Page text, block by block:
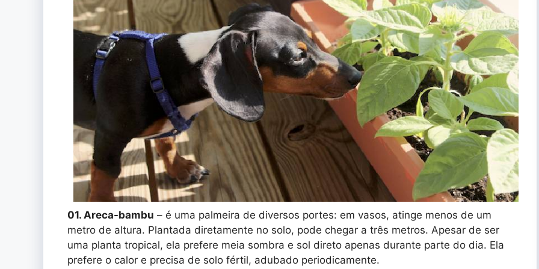
01. Areca-bambu – é uma palmeira de diversos portes: em vasos, atinge menos de um
metro de altura. Plantada diretamente no solo, pode chegar a três metros. Apesar de ser
uma planta tropical, ela prefere meia sombra e sol direto apenas durante parte do dia. Ela
prefere o calor e precisa de solo fértil, adubado periodicamente.